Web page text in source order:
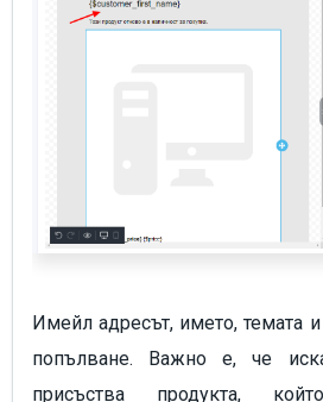
Имейл адресът, името, темата и
попълване. Важно е, че
присъства продукта,